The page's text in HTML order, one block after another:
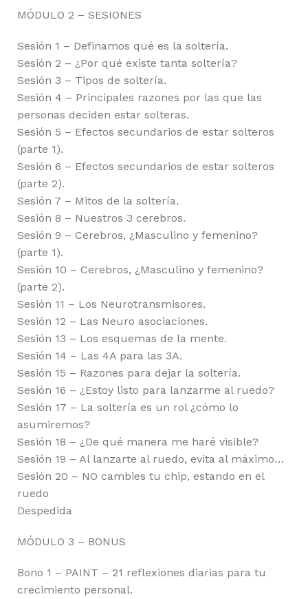
MÓDULO 2 – SESIONES
Sesión 1 – Definamos qué es la soltería.
Sesión 2 – ¿Por qué existe tanta soltería?
Sesión 3 – Tipos de soltería.
Sesión 4 – Principales razones por las que las
personas deciden estar solteras.
Sesión 5 – Efectos secundarios de estar solteros
(parte 1).
Sesión 6 – Efectos secundarios de estar solteros
(parte 2).
Sesión 7 – Mitos de la soltería.
Sesión 8 – Nuestros 3 cerebros.
Sesión 9 – Cerebros, ¿Masculino y femenino?
(parte 1).
Sesión 10 – Cerebros, ¿Masculino y femenino?
(parte 2).
Sesión 11 – Los Neurotransmisores.
Sesión 12 – Las Neuro asociaciones.
Sesión 13 – Los esquemas de la mente.
Sesión 14 – Las 4A para las 3A.
Sesión 15 – Razones para dejar la soltería.
Sesión 16 – ¿Estoy listo para lanzarme al ruedo?
Sesión 17 – La soltería es un rol ¿cómo lo
asumiremos?
Sesión 18 – ¿De qué manera me haré visible?
Sesión 19 – Al lanzarte al ruedo, evita al máximo…
Sesión 20 – NO cambies tu chip, estando en el
ruedo
Despedida
MÓDULO 3 – BONUS
Bono 1 – PAINT – 21 reflexiones diarias para tu
crecimiento personal.